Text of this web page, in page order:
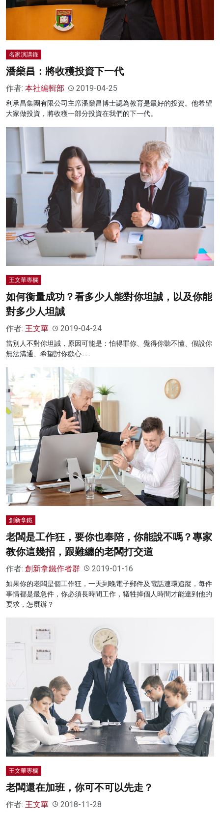
名家演講錄
潘燊昌：將收穫投資下一代
作者: 本社編輯部 2019-04-25
利承昌集團有限公司主席潘燊昌博士認為教育是最好的投資。他希望
大家做投資，將收穫一部分投資在我們的下一代。
王文華專欄
如何衡量成功？看多少人能對你坦誠，以及你能
對多少人坦誠
作者: 王文華 2019-04-24
當別人不對你坦誠，原因可能是：怕得罪你、覺得你聽不懂、假設你
無法溝通、希望討你歡心……
創新拿鐵
老闆是工作狂，要你也奉陪，你能說不嗎？專家
教你這幾招，跟難纏的老闆打交道
作者: 創新拿鐵作者群 2019-01-16
如果你的老闆是個工作狂，一天到晚電子郵件及電話連環追蹤，每件
事情都是最急件，你必須長時間工作，犠牲掉個人時間才能達到他的
要求，怎麼辦？
王文華專欄
老闆還在加班，你可不可以先走？
作者: 王文華 2018-11-28